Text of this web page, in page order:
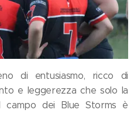
di entusiasmo, ricco di
e leggerezza che solo la
dei Blue Storms è